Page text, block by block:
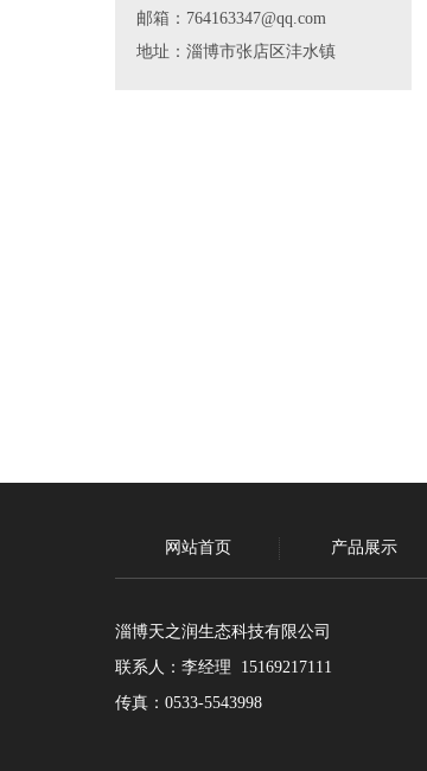
邮箱：764163347@qq.com
地址：淄博市张店区沣水镇
网站首页 产品展示
淄博天之润生态科技有限公司
联系人：李经理 15169217111
传真：0533-5543998